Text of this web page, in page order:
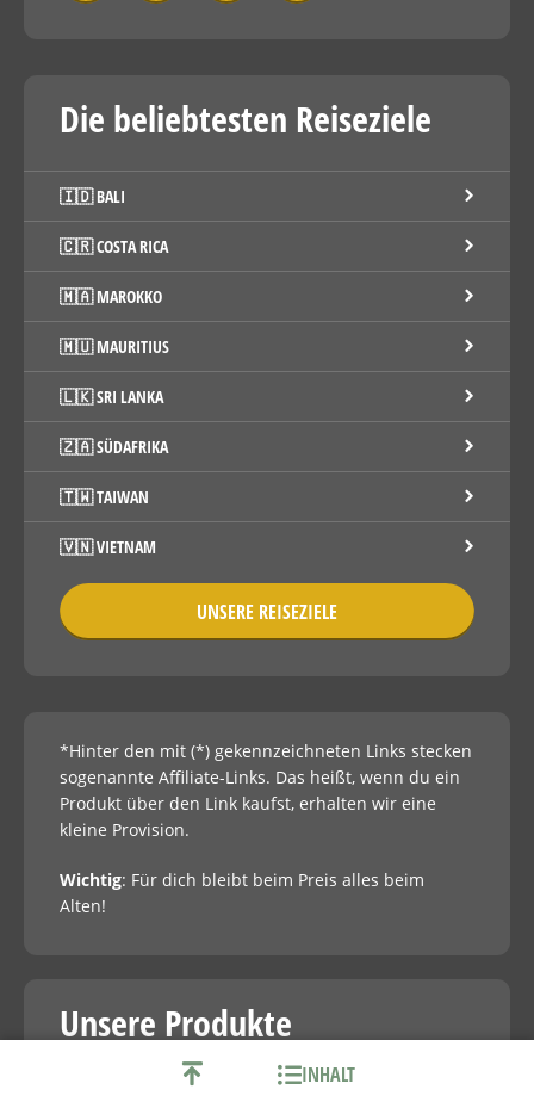
INHALT
Die beliebtesten Reiseziele
🇮🇩 BALI
🇨🇷 COSTA RICA
🇲🇦 MAROKKO
🇲🇺 MAURITIUS
🇱🇰 SRI LANKA
🇿🇦 SÜDAFRIKA
🇹🇼 TAIWAN
🇻🇳 VIETNAM
UNSERE REISEZIELE
*Hinter den mit (*) gekennzeichneten Links stecken
sogenannte Affiliate-Links. Das heißt, wenn du ein
Produkt über den Link kaufst, erhalten wir eine
kleine Provision.
Wichtig: Für dich bleibt beim Preis alles beim
Alten!
Unsere Produkte
LÄNDERKARTEN